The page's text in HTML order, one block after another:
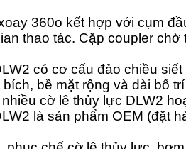
360o kết hợp với cụm
thao tác. Cặp coupler
có cơ cấu đảo chiều
bích, bề mặt rộng và dài bố
cờ lê thủy lực DLW2
là sản phẩm OEM (đặt